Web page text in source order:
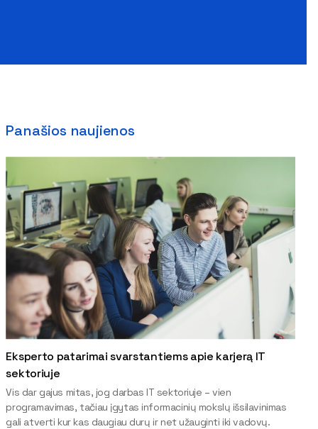
Panašios naujienos
Eksperto patarimai svarstantiems apie karjerą IT
sektoriuje
Vis dar gajus mitas, jog darbas IT sektoriuje – vien
programavimas, tačiau įgytas informacinių mokslų išsilavinimas
gali atverti kur kas daugiau durų ir net užauginti iki vadovų.